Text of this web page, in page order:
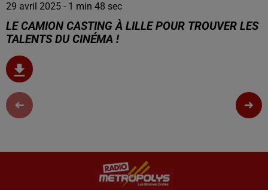
29 avril 2025 - 1 min 48 sec
LE CAMION CASTING À LILLE POUR TROUVER LES
TALENTS DU CINÉMA !